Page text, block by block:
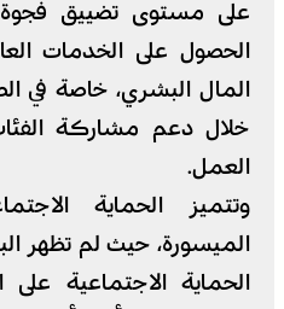
على مستوى تضييق فجوة
الحصول على الخدمات
المال البشري، خاصة في
خلال دعم مشاركة
العمل.
وتتميز الحماية
الميسورة، حيث لم تظهر
الحماية الاجتماعية